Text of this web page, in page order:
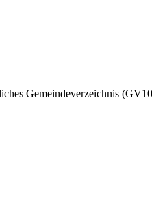
Gemeindeverzeichnis